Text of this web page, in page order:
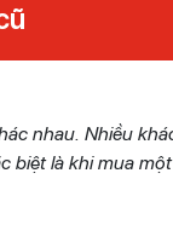
nhau. Nhiều
là khi mua